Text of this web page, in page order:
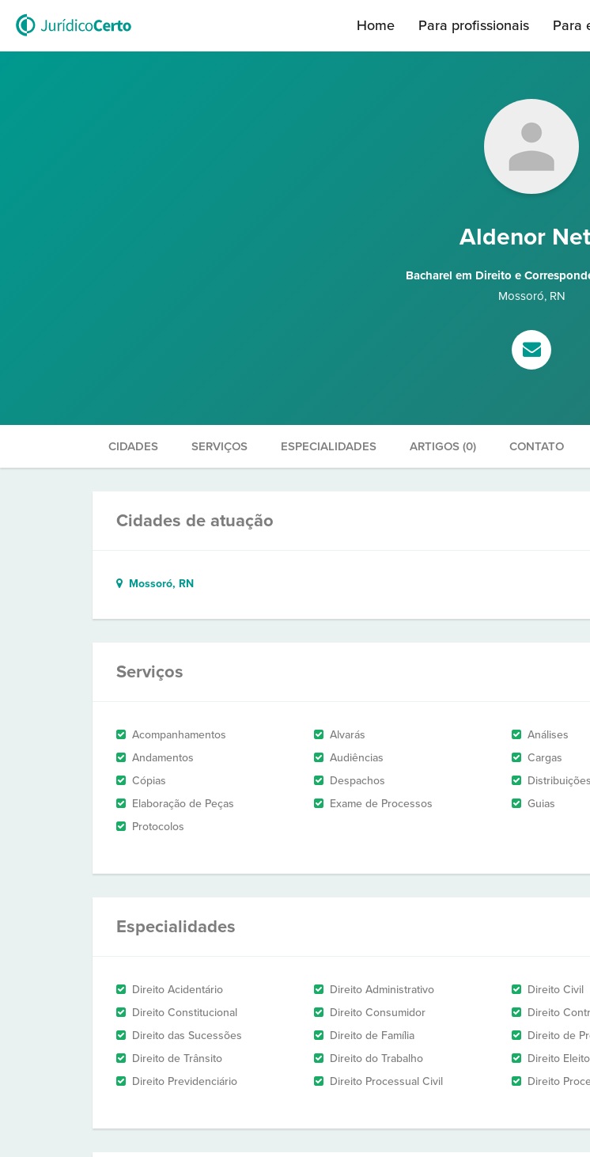
Home Para profissionais Para
Aldenor
Bacharel em Direito e
Mossoró, RN
CIDADES SERVIÇOS ESPECIALIDADES ARTIGOS (0) CONTATO
Cidades de atuação
Mossoró, RN
Serviços
Acompanhamentos Alvarás
Análises
Andamentos
Audiências
Cargas
Cópias
Despachos
Distribuições
Elaboração de Peças
Exame de Processos
Guias
Protocolos
Especialidades
Direito Acidentário Direito Administrativo
Direito Civil
Direito Constitucional
Direito Consumidor
Direito
Direito das Sucessões
Direito de Família
Direito de
Direito de Trânsito
Direito do Trabalho
Direito
Direito Previdenciário
Direito Processual Civil Direito